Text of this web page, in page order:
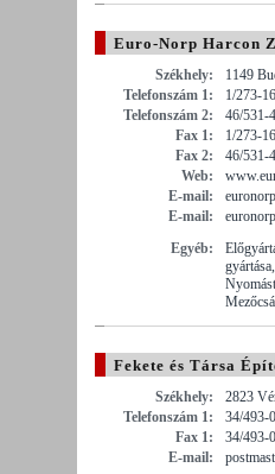
Euro-Norp Harcon
Székhely:
1149
Telefonszám 1:
1/273-
Telefonszám 2:
46/531-
Fax 1:
1/273-
Fax 2:
46/531-
Web:
E-mail:
E-mail:
Egyéb:
Fekete és Társa
Székhely:
2823
Telefonszám 1:
34/493-
Fax 1:
34/493-
E-mail: